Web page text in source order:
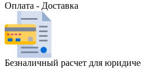
Оплата - Доставка
Безналичный расчет для